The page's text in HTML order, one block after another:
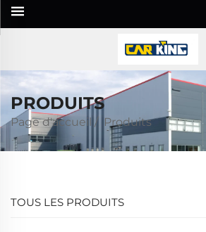
PRODUITS
Page d'accueil / Produits
TOUS LES PRODUITS